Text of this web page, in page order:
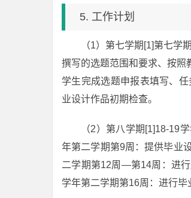
5. 工作计划
（1）第七学期[1]第七
撰写的选题范围和要求、按
学生完成选题申报表填写、
业设计作品初期检查。
（2）第八学期[1]18-19
年第二学期第9周：提供毕业
二学期第12周—第14周：进
学年第二学期第16周：进行毕